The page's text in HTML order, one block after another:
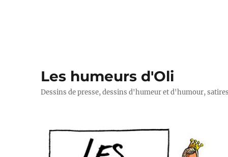
Les humeurs d'Oli
Dessins de presse, dessins d'humeur et d'humour,